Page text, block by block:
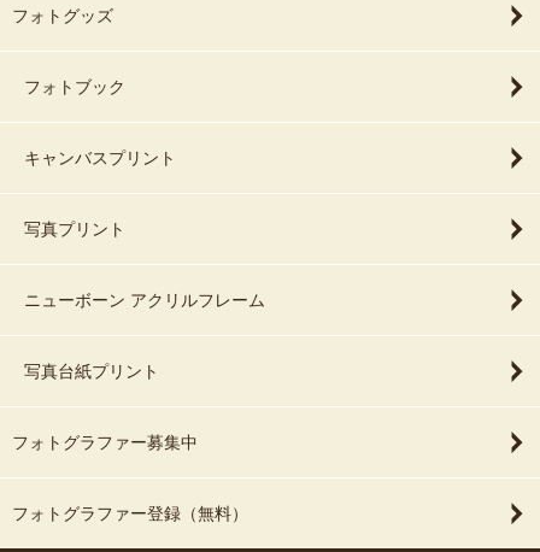
フォトグッズ
フォトブック
キャンバスプリント
写真プリント
ニューボーン アクリルフレーム
写真台紙プリント
フォトグラファー募集中
フォトグラファー登録（無料）